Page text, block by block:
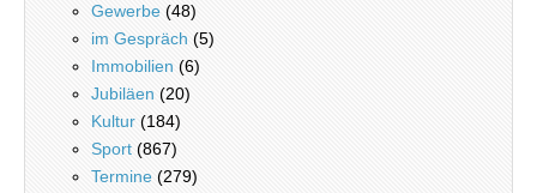
Gewerbe (48)
im Gespräch (5)
Immobilien (6)
Jubiläen (20)
Kultur (184)
Sport (867)
Termine (279)